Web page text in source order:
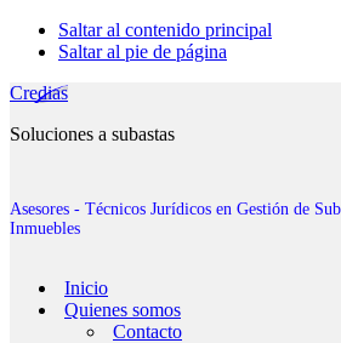
Saltar al contenido principal
Saltar al pie de página
Credias
Soluciones a subastas
Asesores - Técnicos Jurídicos en Gestión de
Inmuebles
Inicio
Quienes somos
Contacto